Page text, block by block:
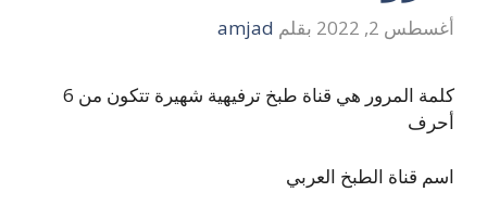
أغسطس 2, 2022 بقلم amjad
كلمة المرور هي قناة طبخ ترفيهية شهيرة تتكون من 6
أحرف
اسم قناة الطبخ العربي